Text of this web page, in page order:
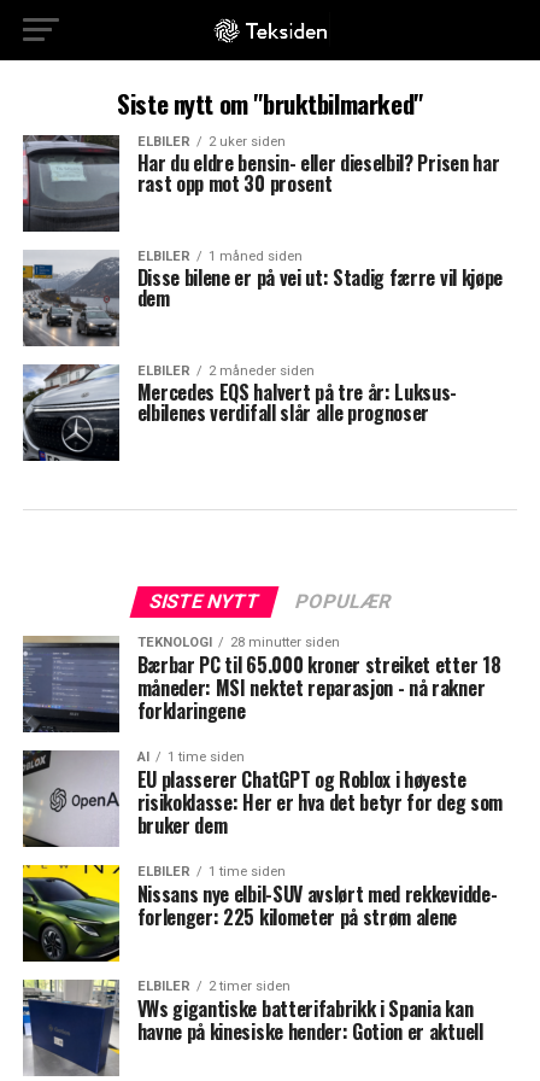
Siste nytt om "bruktbilmarked"
ELBILER 2 uker siden
Har du eldre bensin- eller dieselbil? Prisen har
rast opp mot 30 prosent
ELBILER 1 måned siden
Disse bilene er på vei ut: Stadig færre vil kjøpe
dem
ELBILER 2 måneder siden
Mercedes EQS halvert på tre år: Luksus-
elbilenes verdifall slår alle prognoser
SISTE NYTT POPULÆR
TEKNOLOGI 28 minutter siden
Bærbar PC til 65.000 kroner streiket etter 18
måneder: MSI nektet reparasjon - nå rakner
forklaringene
AI 1 time siden
EU plasserer ChatGPT og Roblox i høyeste
risikoklasse: Her er hva det betyr for deg som
bruker dem
ELBILER 1 time siden
Nissans nye elbil-SUV avslørt med rekkevidde-
forlenger: 225 kilometer på strøm alene
ELBILER 2 timer siden
VWs gigantiske batterifabrikk i Spania kan
havne på kinesiske hender: Gotion er aktuell